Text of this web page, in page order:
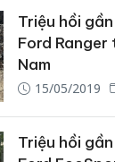
Triệu hồi
Ford
Nam
15/05/2019
Triệu hồi